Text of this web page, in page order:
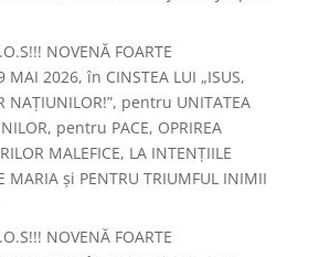
NOVENĂ FOARTE
MAI 2026, în CINSTEA LUI „ISUS,
NAȚIUNILOR!”, pentru UNITATEA
pentru PACE, OPRIREA
MALEFICE, LA INTENȚIILE
MARIA și PENTRU TRIUMFUL INIMII
NOVENĂ FOARTE